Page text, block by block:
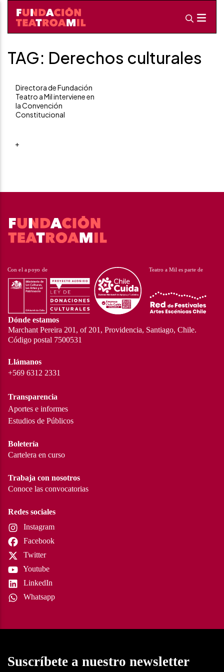
TAG: Derechos culturales
Directora de Fundación
Teatro a Mil interviene en
la Convención
Constitucional
+
Dónde estamos
Marchant Pereira 201, of 201, Providencia, Santiago, Chile.
Código postal 7500531
Llámanos
+569 6312 2331
Transparencia
Aportes e informes
Estudios de Públicos
Boletería
Cartelera en curso
Trabaja con nosotros
Conoce las convocatorias
Redes sociales
Instagram
Facebook
Twitter
Youtube
LinkedIn
Whatsapp
Suscríbete a nuestro newsletter